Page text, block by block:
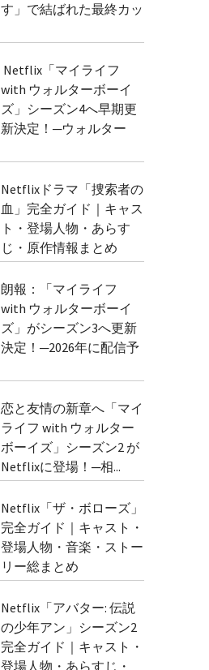
す」で結ばれた最終カッ
Netflix「マイライフ
with ウォルターボーイ
ズ」シーズン4へ早期更
新決定！─ウォルター
Netflixドラマ「捜索者の
血」完全ガイド｜キャス
ト・登場人物・あらす
じ・原作情報まとめ
朗報：「マイライフ
with ウォルターボーイ
ズ」がシーズン3へ更新
決定！─2026年に配信予
恋と友情の新章へ「マイ
ライフ with ウォルター
ボーイズ」シーズン2 が
Netflixに登場！─相...
Netflix「ザ・ボローズ」
完全ガイド｜キャスト・
登場人物・音楽・ストー
リー総まとめ
Netflix「アバター: 伝説
の少年アン」シーズン2
完全ガイド｜キャスト・
登場人物・あらすじ・